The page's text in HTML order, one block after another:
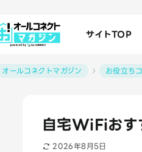
サイトTOP
オールコネクトマガジン お役立ち
自宅WiFiおす
2026年8月5日